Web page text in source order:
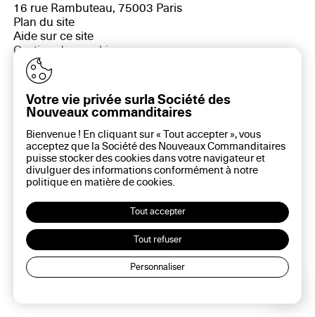
16 rue Rambuteau, 75003 Paris
Plan du site
Aide sur ce site
Gestion des cookies
Politique des cookies
Politique de confidentialité
Mentions légales
Votre vie privée surla Société des
Nouveaux commanditaires
Bienvenue ! En cliquant sur « Tout accepter », vous
acceptez que la Société des Nouveaux Commanditaires
puisse stocker des cookies dans votre navigateur et
divulguer des informations conformément à notre
politique en matière decookies.
Tout accepter
Tout refuser
Personnaliser